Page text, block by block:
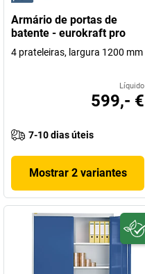
Armário de portas de
batente - eurokraft pro
4 prateleiras, largura 1200 mm
Líquido
599,- €
7-10 dias úteis
Mostrar 2 variantes